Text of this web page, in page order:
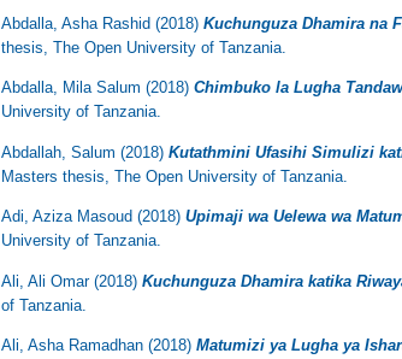
Abdalla, Asha Rashid (2018)Kuchunguza Dhamira na
thesis, The Open University of Tanzania.
Abdalla, Mila Salum (2018)Chimbuko la Lugha
University of Tanzania.
Abdallah, Salum (2018)Kutathmini Ufasihi Simulizi
Masters thesis, The Open University of Tanzania.
Adi, Aziza Masoud (2018)Upimaji wa Uelewa wa
University of Tanzania.
Ali, Ali Omar(2018)Kuchunguza Dhamira katika
of Tanzania.
Ali, Asha Ramadhan (2018)Matumizi ya Lugha ya